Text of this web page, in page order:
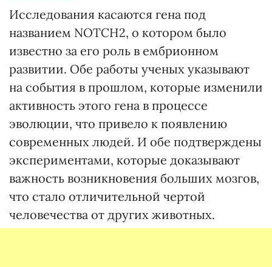
Исследования касаются гена под
названием NOTCH2, о котором было
известно за его роль в ембрионном
развитии. Обе работы ученых указывают
на события в прошлом, которые изменили
активность этого гена в процессе
эволюции, что привело к появлению
современных людей. И обе подтверждены
экспериментами, которые доказывают
важность возникновения больших мозгов,
что стало отличительной чертой
человечества от других животных.